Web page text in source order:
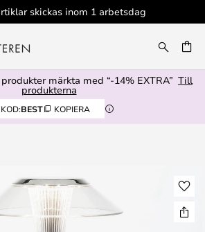
skickas inom 1 arbetsdag
märkta med “-14% EXTRA” Till
produkterna
KOD:BEST KOPIERA